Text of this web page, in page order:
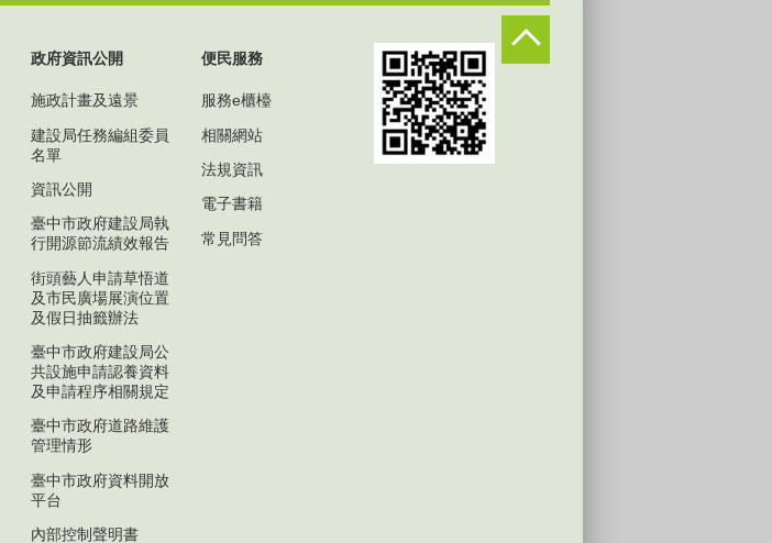
政府資訊公開
施政計畫及遠景
建設局任務編組委員
名單
資訊公開
臺中市政府建設局執
行開源節流績效報告
街頭藝人申請草悟道
及市民廣場展演位置
及假日抽籤辦法
臺中市政府建設局公
共設施申請認養資料
及申請程序相關規定
臺中市政府道路維護
管理情形
臺中市政府資料開放
平台
內部控制聲明書
便民服務
服務e櫃檯
相關網站
法規資訊
電子書籍
常見問答